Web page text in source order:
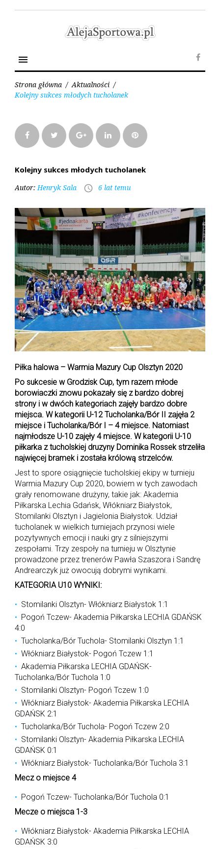
menu
Strona główna / Aktualności /
Kolejny sukces młodych tucholanek
FacebookTwitter Google+LinkedInPinterest
Kolejny sukces młodych tucholanek
Autor: Henryk Sala access_time 6 lat temu
Piłka halowa – Warmia Mazury Cup Olsztyn 2020
Po sukcesie w Grodzisk Cup, tym razem młode
borowiaczki znowu pokazały się z bardzo dobrej
strony i w dwóch kategoriach zajęły bardzo dobre
miejsca. W kategorii U-12 Tucholanka/Bór II zajęła 2
miejsce i Tucholanka/Bór I – 4 miejsce. Natomiast
najmłodsze U-10 zajęły 4 miejsce. W kategorii U-10
piłkarka z tucholskiej druzyny Dominika Rossek strzeliła
najwięcej bramek i została królową strzelców.
Jest to spore osiągnięcie tucholskiej ekipy w turnieju
Warmia Mazury Cup 2020, bowiem w tych zawodach
grały renomowane drużyny, takie jak: Akademia
Piłkarska Lechia Gdańsk, Włókniarz Białystok,
Stomilanki Olsztyn i Jagielonia Białystok. Udział
tucholanek w wielkich turniejach przynosi wiele
pozytywnych emocji i nauki gry z silniejszymi
zespołami. Trzy zespoły na turnieju w Olsztynie
prowadzone przez trenerów Pawła Szaszora i Sandrę
Andrearczyk już owocują dobrymi wynikami.
KATEGORIA U10 WYNIKI:
Stomilanki Olsztyn- Włókniarz Białystok 1:1
Pogoń Tczew- Akademia Piłkarska LECHIA GDAŃSK
4:0
Tucholanka/Bór Tuchola- Stomilanki Olsztyn 1:1
Włókniarz Białystok- Pogoń Tczew 1:1
Akademia Piłkarska LECHIA GDAŃSK-
Tucholanka/Bór Tuchola 1:0
Stomilanki Olsztyn- Pogoń Tczew 1:0
Włókniarz Białystok- Akademia Piłkarska LECHIA
GDAŃSK 2:1
Tucholanka/Bór Tuchola- Pogoń Tczew 2:0
Stomilanki Olsztyn- Akademia Piłkarska LECHIA
GDAŃSK 0:1
Włókniarz Białystok- Tucholanka/Bór Tuchola 3:1
Mecz o miejsce 4
Pogoń Tczew- Tucholanka/Bór Tuchola 0:1
Mecze o miejsca 1-3
Włókniarz Białystok- Akademia Piłkarska LECHIA
GDAŃSK 3:0